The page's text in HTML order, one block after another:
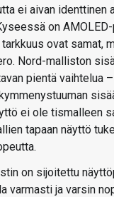
ei aivan identtinen
on
ovat samat,
Nord-malliston
pientä vaihtelua
ei ole tismalleen
tapaan näyttö
on sijoitettu
varmasti ja varsin